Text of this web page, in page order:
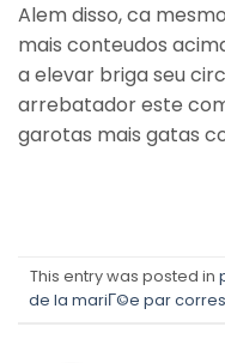
Alem disso, ca
mais conteudos
a elevar briga seu
arrebatador este
garotas mais gatas
This entry was posted in
de la mariГ©e par